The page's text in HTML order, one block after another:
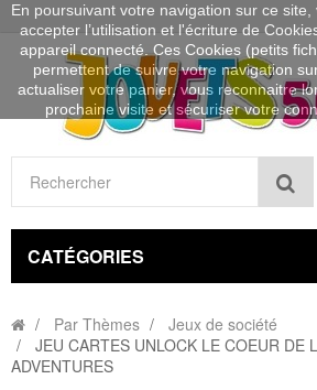
CATÉGORIES
Par Thèmes
Jeux de société
JEU CARTES UNLOCK LE COEUR DE
ADVENTURES
En poursuivant votre navigation sur ce site,
accepter l’utilisation et l'écriture de
appareil connecté. Ces Cookies (petits
permettent de suivre votre navigation
actualiser votre panier, vous reconnaitre
prochaine visite et sécuriser votre